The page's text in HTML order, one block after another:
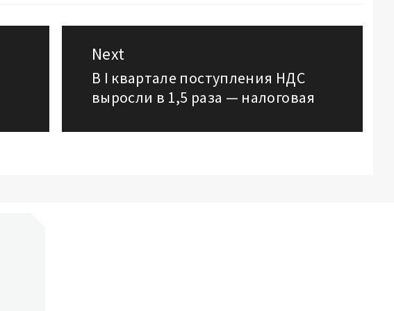
Next
Next
post:
В I квартале поступления НДС
выросли в 1,5 раза — налоговая